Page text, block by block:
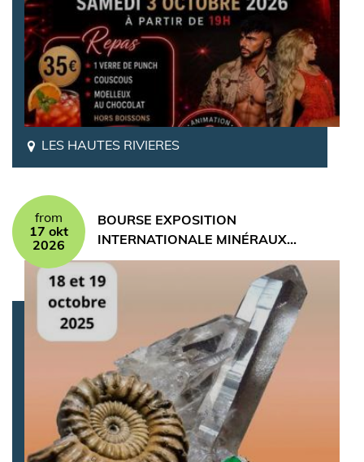
LES HAUTES RIVIERES
from
17 okt
2026
BOURSE EXPOSITION
INTERNATIONALE MINÉRAUX…